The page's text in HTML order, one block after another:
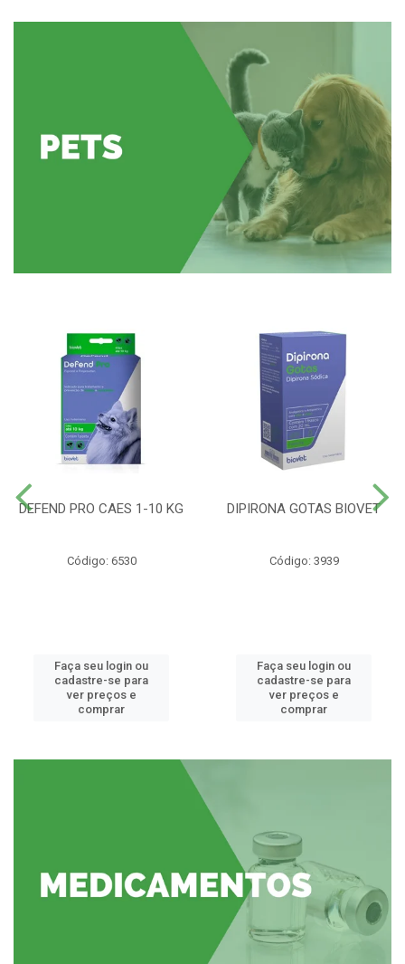
DEFEND PRO CAES 1-10 KG
Código: 6530
Faça seu login ou
cadastre-se para
ver preços e
comprar
DIPIRONA GOTAS BIOVET
Código: 3939
Faça seu login ou
cadastre-se para
ver preços e
comprar